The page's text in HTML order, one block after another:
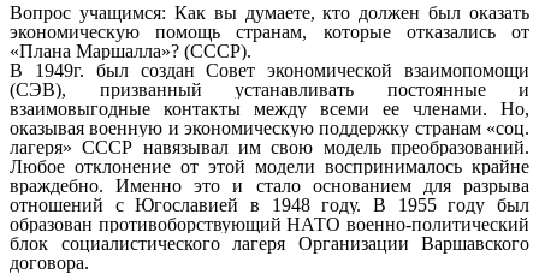
Вопрос учащимся: Как вы думаете, кто должен был оказать
экономическую помощь странам, которые отказались от
«Плана Маршалла»? (СССР).
В 1949г. был создан Совет экономической взаимопомощи
(СЭВ), призванный устанавливать постоянные и
взаимовыгодные контакты между всеми ее членами. Но,
оказывая военную и экономическую поддержку странам «соц.
лагеря» СССР навязывал им свою модель преобразований.
Любое отклонение от этой модели воспринималось крайне
враждебно. Именно это и стало основанием для разрыва
отношений с Югославией в 1948 году. В 1955 году был
образован противоборствующий НАТО военно-политический
блок социалистического лагеря Организации Варшавского
договора.